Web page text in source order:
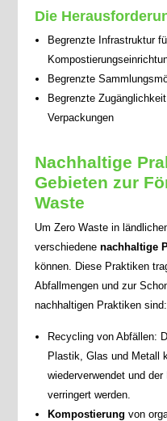
Die
Begrenzte Infrastruktur
Begrenzte
Begrenzte
Verpackungen
Nachhaltige
Gebieten zur
Waste
Um Zero Waste in
verschiedene nachhaltige
können. Diese Praktiken
Abfallmengen und zur
nachhaltigen Praktiken sind:
Recycling von Abfällen:
Plastik, Glas und Metall
wiederverwendet und
verringert werden.
Kompostierung von